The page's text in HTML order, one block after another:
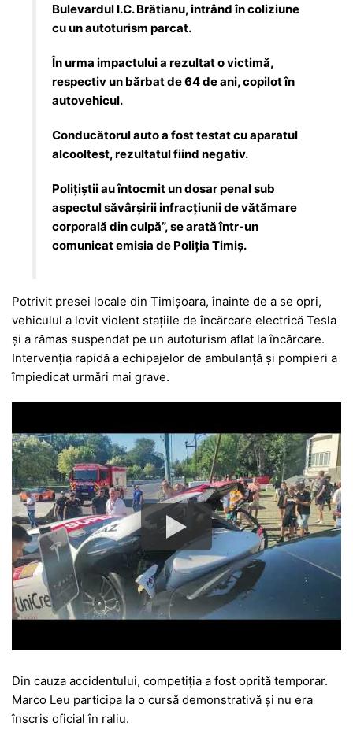
Bulevardul I.C. Brătianu, intrând în coliziune
cu un autoturism parcat.
În urma impactului a rezultat o victimă,
respectiv un bărbat de 64 de ani, copilot în
autovehicul.
Conducătorul auto a fost testat cu aparatul
alcooltest, rezultatul fiind negativ.
Polițiștii au întocmit un dosar penal sub
aspectul săvârșirii infracțiunii de vătămare
corporală din culpă”, se arată într-un
comunicat emisia de Poliția Timiș.
Potrivit presei locale din Timișoara, înainte de a se opri,
vehiculul a lovit violent stațiile de încărcare electrică Tesla
și a rămas suspendat pe un autoturism aflat la încărcare.
Intervenția rapidă a echipajelor de ambulanță și pompieri a
împiedicat urmări mai grave.
Din cauza accidentului, competiția a fost oprită temporar.
Marco Leu participa la o cursă demonstrativă și nu era
înscris oficial în raliu.